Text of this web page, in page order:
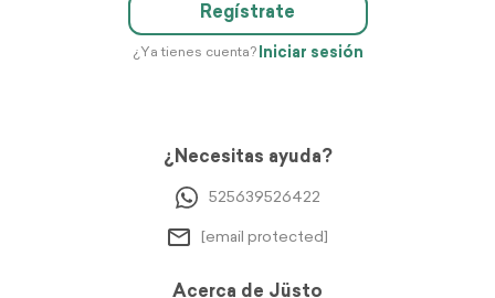
Regístrate
¿Ya tienes cuenta? Iniciar sesión
¿Necesitas ayuda?
525639526422
[email protected]
Acerca de Jüsto